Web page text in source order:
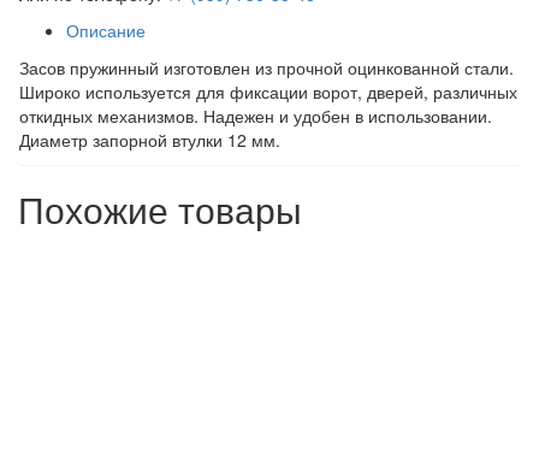
Описание
Засов пружинный изготовлен из прочной оцинкованной стали.
Широко используется для фиксации ворот, дверей, различных
откидных механизмов. Надежен и удобен в использовании.
Диаметр запорной втулки 12 мм.
Похожие товары